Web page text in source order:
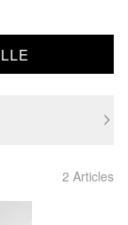
2 Articles